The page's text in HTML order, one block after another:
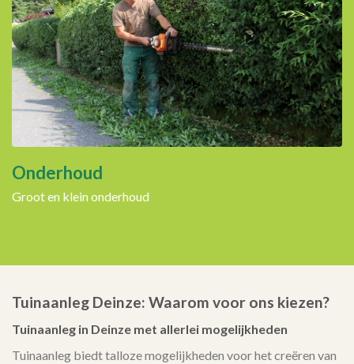
Onderhoud
Groot en klein onderhoud
Tuinaanleg Deinze: Waarom voor ons kiezen?
Tuinaanleg in Deinze met allerlei mogelijkheden
Tuinaanleg biedt talloze mogelijkheden voor het creëren van